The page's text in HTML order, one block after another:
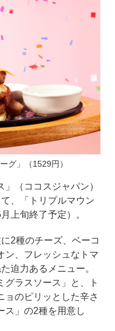
グ」（1529円）
（ココスジャパン）
、「トリプルマウン
上旬終了予定）。
2種のチーズ、ベーコ
ン、フレッシュなトマ
迫力あるメニュー。
グラスソース」と、ト
ョのピリッとした辛さ
ス」の2種を用意し